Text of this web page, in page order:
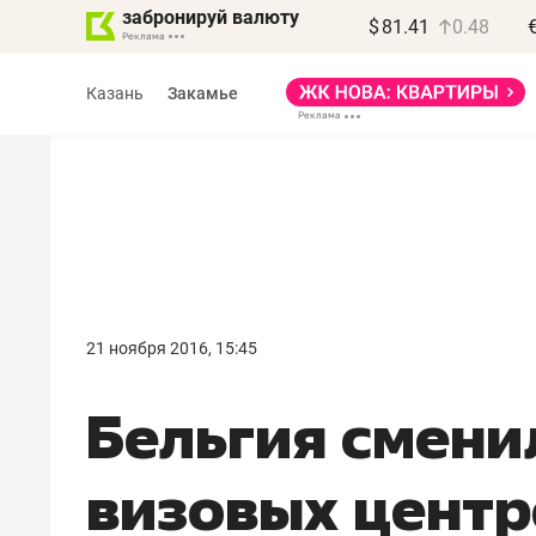
забронируй валюту $ 81.41 0.48
Казань Закамье
21 ноября 2016, 15:45
Бельгия
визовых
правил, бизнес может
потерять минимум